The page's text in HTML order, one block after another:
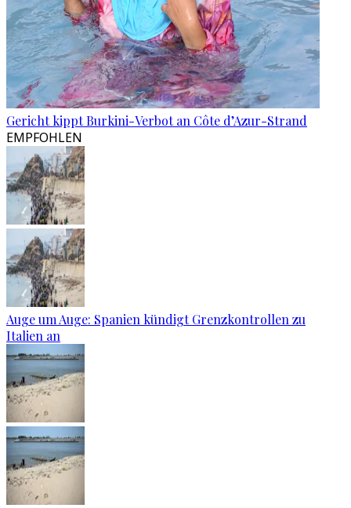
Gericht kippt Burkini-Verbot an Côte d’Azur-Strand
EMPFOHLEN
Auge um Auge: Spanien kündigt Grenzkontrollen zu
Italien an